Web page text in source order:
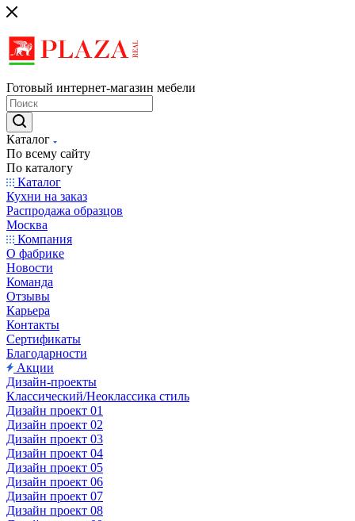
Готовый интернет-магазин мебели
Каталог
По всему сайту
По каталогу
Каталог
Кухни на заказ
Распродажа образцов
Москва
Компания
О фабрике
Новости
Команда
Отзывы
Карьера
Контакты
Сертификаты
Благодарности
Акции
Дизайн-проекты
Классический/Неоклассика стиль
Дизайн проект 01
Дизайн проект 02
Дизайн проект 03
Дизайн проект 04
Дизайн проект 05
Дизайн проект 06
Дизайн проект 07
Дизайн проект 08